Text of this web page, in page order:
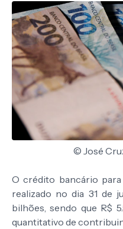
© José
O crédito bancário
realizado no dia 31 de
bilhões, sendo que R$
quantitativo de